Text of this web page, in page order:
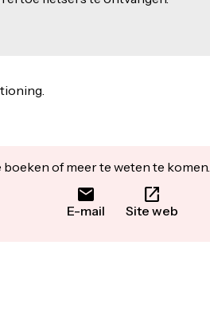
of meer te weten te komen.
E-mail Site web